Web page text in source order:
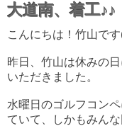
大道南、着工♪♪
こんにちは！竹山で
昨日、竹山は休みの
いただきました。
水曜日のゴルフコン
ていて、しかもみん